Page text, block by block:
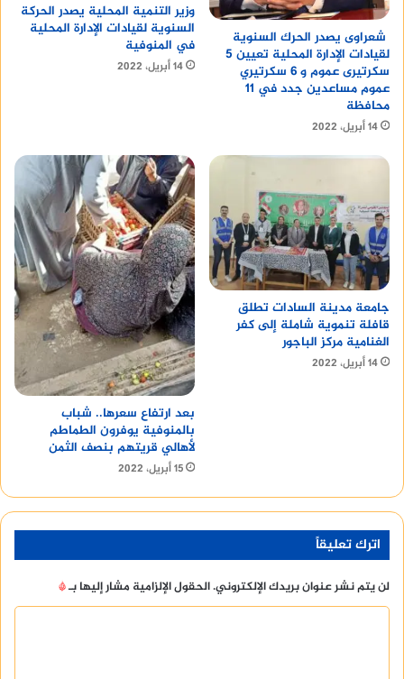
شعراوى يصدر الحرك السنوية
لقيادات الإدارة المحلية تعيين 5
سكرتيرى عموم و 6 سكرتيري
عموم مساعدين جدد في 11
محافظة
14 أبريل، 2022
وزير التنمية المحلية يصدر الحركة
السنوية لقيادات الإدارة المحلية
في المنوفية
14 أبريل، 2022
جامعة مدينة السادات تطلق
قافلة تنموية شاملة إلى كفر
الغنامية مركز الباجور
14 أبريل، 2022
بعد ارتفاع سعرها.. شباب
بالمنوفية يوفرون الطماطم
لأهالي قريتهم بنصف الثمن
15 أبريل، 2022
اترك تعليقاً
لن يتم نشر عنوان بريدك الإلكتروني.الحقول الإلزامية مشار إليها بـ*